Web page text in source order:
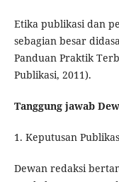
Etika publikasi dan
sebagian besar
Panduan Praktik
Publikasi, 2011).
Tanggung jawab
1. Keputusan
Dewan redaksi